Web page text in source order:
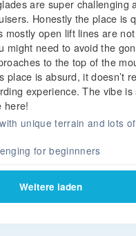
are super challenging
Honestly the place is
mostly open lift lines are
might need to avoid the
to the top of the
place is absurd, it doesn’t
experience. The vibe is
here!
unique terrain and lots
for beginnners
Weitere laden